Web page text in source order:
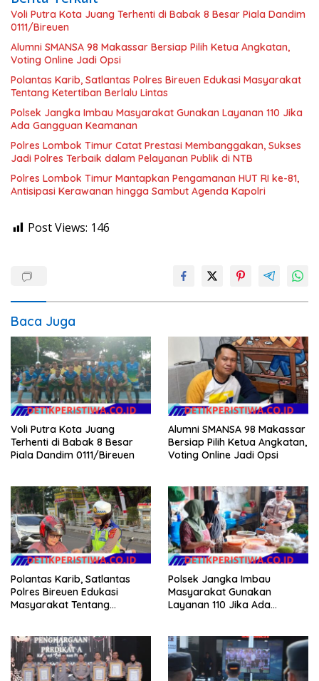
Voli Putra Kota Juang Terhenti di Babak 8 Besar Piala Dandim
0111/Bireuen
Alumni SMANSA 98 Makassar Bersiap Pilih Ketua Angkatan,
Voting Online Jadi Opsi
Polantas Karib, Satlantas Polres Bireuen Edukasi Masyarakat
Tentang Ketertiban Berlalu Lintas
Polsek Jangka Imbau Masyarakat Gunakan Layanan 110 Jika
Ada Gangguan Keamanan
Polres Lombok Timur Catat Prestasi Membanggakan, Sukses
Jadi Polres Terbaik dalam Pelayanan Publik di NTB
Polres Lombok Timur Mantapkan Pengamanan HUT RI ke-81,
Antisipasi Kerawanan hingga Sambut Agenda Kapolri
Post Views: 146
Baca Juga
Voli Putra Kota Juang
Terhenti di Babak 8 Besar
Piala Dandim 0111/Bireuen
Alumni SMANSA 98 Makassar
Bersiap Pilih Ketua Angkatan,
Voting Online Jadi Opsi
Polantas Karib, Satlantas
Polres Bireuen Edukasi
Masyarakat Tentang
Polsek Jangka Imbau
Masyarakat Gunakan
Layanan 110 Jika Ada